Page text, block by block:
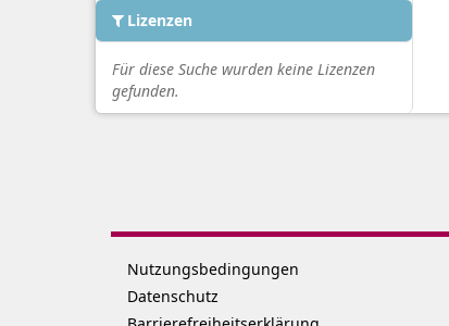
Lizenzen
Für diese Suche wurden keine Lizenzen
gefunden.
Nutzungsbedingungen
Datenschutz